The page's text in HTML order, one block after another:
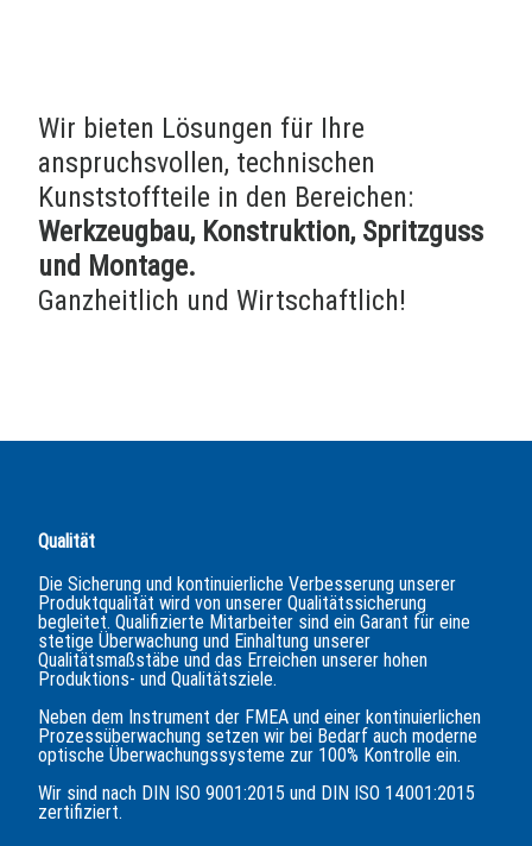
Wir bieten Lösungen für Ihre
anspruchsvollen, technischen
Kunststoffteile in den Bereichen:
Werkzeugbau, Konstruktion, Spritzguss
und Montage.
Ganzheitlich und Wirtschaftlich!
Qualität
Die Sicherung und kontinuierliche Verbesserung unserer
Produktqualität wird von unserer Qualitätssicherung
begleitet. Qualifizierte Mitarbeiter sind ein Garant für eine
stetige Überwachung und Einhaltung unserer
Qualitätsmaßstäbe und das Erreichen unserer hohen
Produktions- und Qualitätsziele.
Neben dem Instrument der FMEA und einer kontinuierlichen
Prozessüberwachung setzen wir bei Bedarf auch moderne
optische Überwachungssysteme zur 100% Kontrolle ein.
Wir sind nach DIN ISO 9001:2015 und DIN ISO 14001:2015
zertifiziert.